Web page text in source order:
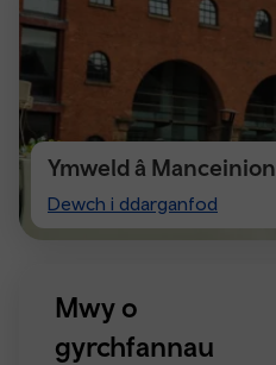
Ymweld â Manceinion
Dewch i ddarganfod
Visiting
Manchester
Mwy o
gyrchfannau